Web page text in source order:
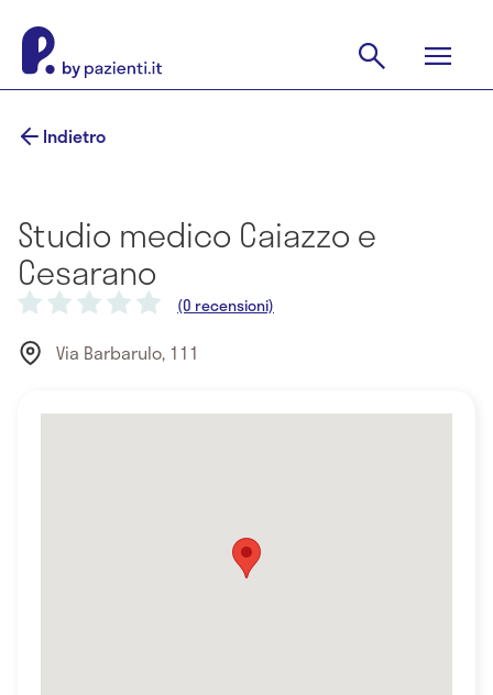
Indietro
Studio medico Caiazzo e
Cesarano
(0 recensioni)
Via Barbarulo, 111